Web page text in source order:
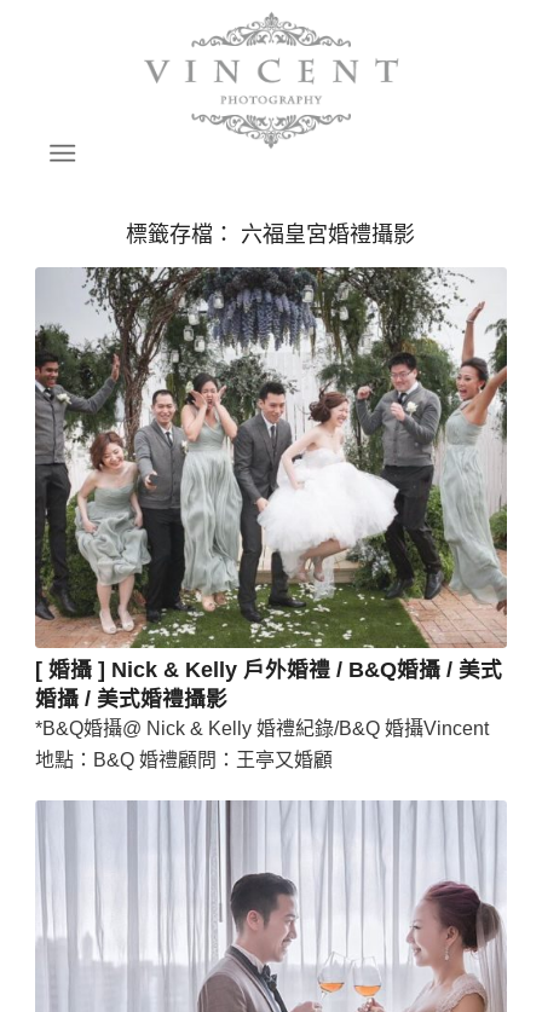
標籤存檔： 六福皇宮婚禮攝影
[ 婚攝 ] Nick & Kelly 戶外婚禮 / B&Q婚攝 / 美式
婚攝 / 美式婚禮攝影
*B&Q婚攝@ Nick & Kelly 婚禮紀錄/B&Q 婚攝Vincent
地點：B&Q 婚禮顧問：王亭又婚顧